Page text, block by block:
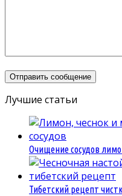
Лучшие статьи
Очищение сосудов
Тибетский рецепт